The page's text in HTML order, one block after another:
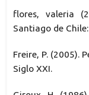
flores, valeria
Santiago de
Freire, P. (2005).
Siglo XXI.